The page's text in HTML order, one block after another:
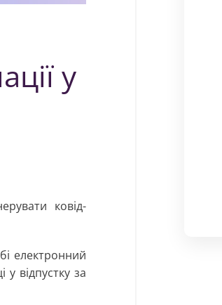
у
ковід-
електронний
відпустку за